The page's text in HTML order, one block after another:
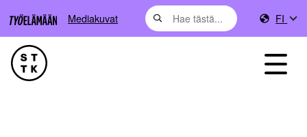
Mediakuvat FI